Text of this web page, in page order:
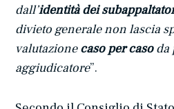
dall’identità dei
divieto generale non lascia
valutazionecaso per casoda
aggiudicatore”.